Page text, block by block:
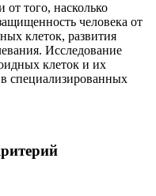
того, насколько
человека от
клеток, развития
Исследование
клеток и их
специализированных